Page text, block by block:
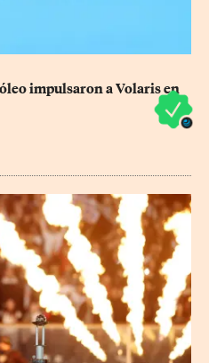
impulsaron a Volaris en